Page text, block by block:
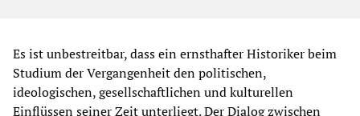
Es ist unbestreitbar, dass ein ernsthafter Historiker beim
Studium der Vergangenheit den politischen,
ideologischen, gesellschaftlichen und kulturellen
Einflüssen seiner Zeit unterliegt. Der Dialog zwischen